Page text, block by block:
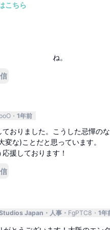
こちら
増えそうですね。
1年前
おりました。こうした忌憚の
変な)ことだと思っています。
援しております！
Japan 人事 FgPTC8 1年